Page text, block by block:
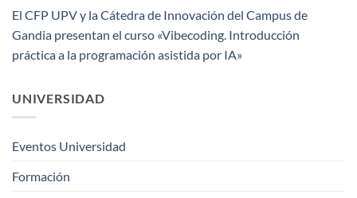
El CFP UPV y la Cátedra de Innovación del Campus de
Gandia presentan el curso «Vibecoding. Introducción
práctica a la programación asistida por IA»
UNIVERSIDAD
Eventos Universidad
Formación